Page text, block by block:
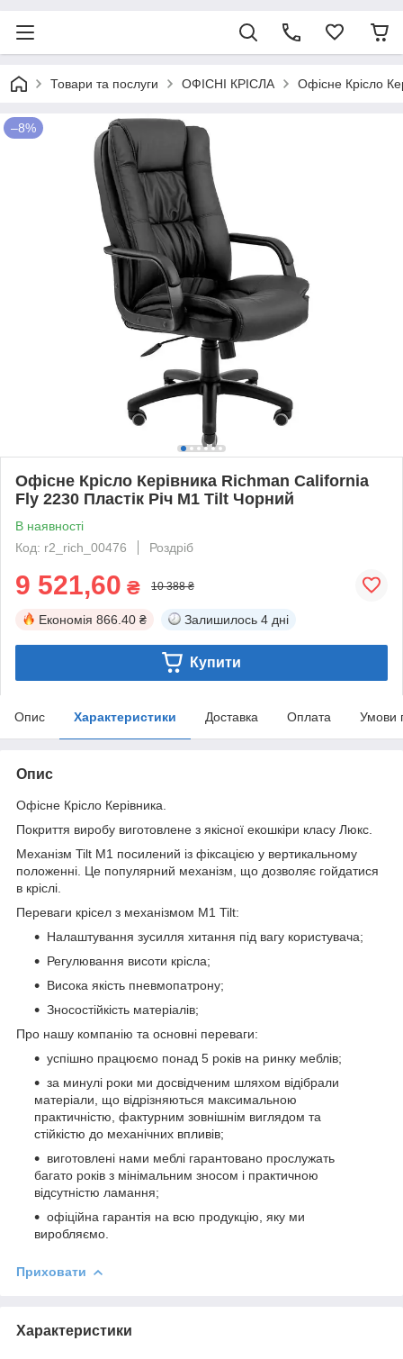
Товари та послуги ОФІСНІ КРІСЛА Офісне Крісло
–8%
Офісне Крісло Керівника Richman California
Fly 2230 Пластік Річ М1 Tilt Чорний
В наявності
Код: r2_rich_00476
Роздріб
9 521,60 ₴ 10 388 ₴
Економія 866.40 ₴ Залишилось 4 дні
Купити
Опис Характеристики Доставка Оплата Умови
Опис
Офісне Крісло Керівника.
Покриття виробу виготовлене з якісної екошкіри класу Люкс.
Механізм Tilt М1 посилений із фіксацією у вертикальному
положенні. Це популярний механізм, що дозволяє гойдатися
в кріслі.
Переваги крісел з механізмом M1 Tilt:
Налаштування зусилля хитання під вагу користувача;
Регулювання висоти крісла;
Висока якість пневмопатрону;
Зносостійкість матеріалів;
Про нашу компанію та основні переваги:
успішно працюємо понад 5 років на ринку меблів;
за минулі роки ми досвідченим шляхом відібрали
матеріали, що відрізняються максимальною
практичністю, фактурним зовнішнім виглядом та
стійкістю до механічних впливів;
виготовлені нами меблі гарантовано прослужать
багато років з мінімальним зносом і практичною
відсутністю ламання;
офіційна гарантія на всю продукцію, яку ми
виробляємо.
Приховати
Характеристики